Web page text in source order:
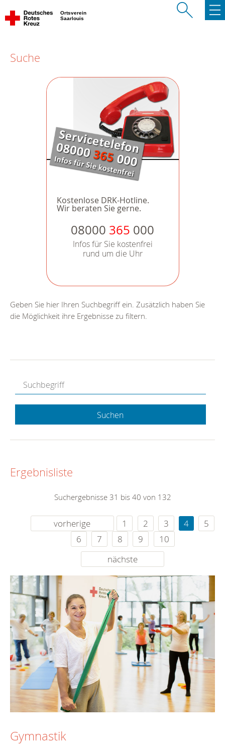
Ortsverein
Saarlouis
Suche
Kostenlose DRK-Hotline.
Wir beraten Sie gerne.
08000 365 000
Infos für Sie kostenfrei
rund um die Uhr
Geben Sie hier Ihren Suchbegriff ein. Zusätzlich haben Sie
die Möglichkeit ihre Ergebnisse zu filtern.
Suchen
Ergebnisliste
Suchergebnisse 31 bis 40 von 132
vorherige 1 2 3 4
5
6
7 8 9
10
nächste
Gymnastik